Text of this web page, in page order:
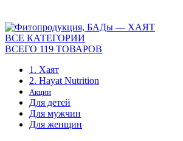
ВСЕ КАТЕГОРИИ
ВСЕГО 119 ТОВАРОВ
1. Хаят
2. Hayat Nutrition
Акции
Для детей
Для мужчин
Для женщин